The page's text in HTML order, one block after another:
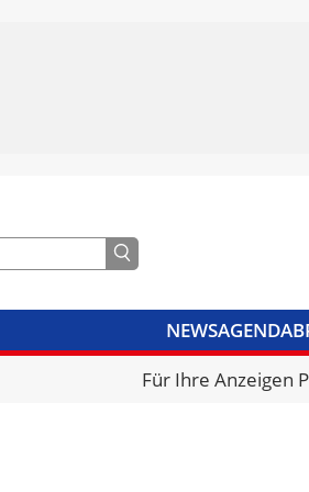
NEWSAGENDA
VIDEOSBIBLIOTHEK
Für Ihre Anzeigen